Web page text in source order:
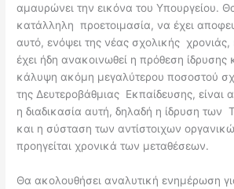
αμαυρώνει την εικόνα του Υπουργείου.
κατάλληλη προετοιμασία, να έχει
αυτό, ενόψει της νέας σχολικής
έχει ήδη ανακοινωθεί η πρόθεση
κάλυψη ακόμη μεγαλύτερου ποσοστού
της Δευτεροβάθμιας Εκπαίδευσης, είναι
η διαδικασία αυτή, δηλαδή η ίδρυση των
και η σύσταση των αντίστοιχων
προηγείται χρονικά των μεταθέσεων.
Θα ακολουθήσει αναλυτική ενημέρωση